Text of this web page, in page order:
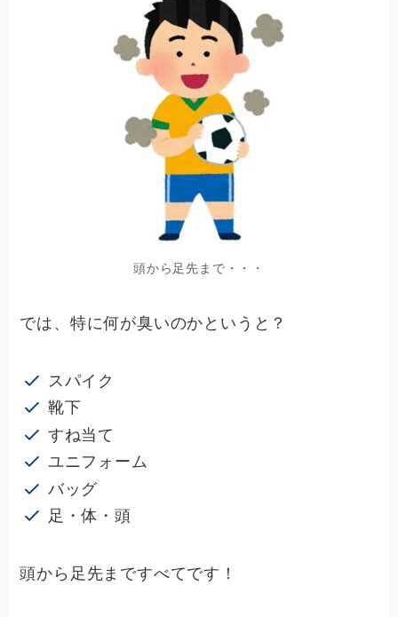
頭から足先まで・・・
では、特に何が臭いのかというと？
スパイク
靴下
すね当て
ユニフォーム
バッグ
足・体・頭
頭から足先まですべてです！